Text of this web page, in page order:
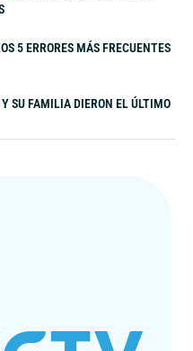
5 ERRORES MÁS FRECUENTES
SU FAMILIA DIERON EL ÚLTIMO